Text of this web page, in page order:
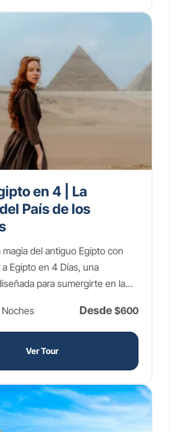
en 4 | La
País de los
magia del antiguo Egipto con
Egipto en 4 Días, una
para sumergirte en la
la historia. Explora las
Pirámides de Guiza y la
maravíllate con los
de Tutankamón en el Gran
y recorre la Pirámide
Sakkara, considerada la
piramidal del mundo. Este
Desde $600
Ver Tour